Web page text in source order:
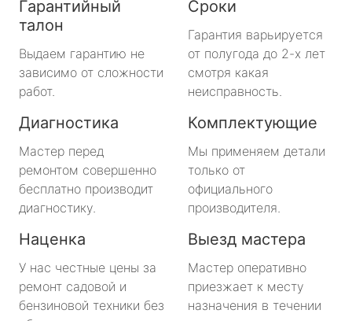
Гарантийный
талон
Выдаем гарантию не
зависимо от сложности
работ.
Сроки
Гарантия варьируется
от полугода до 2-х лет
смотря какая
неисправность.
Диагностика
Мастер перед
ремонтом совершенно
бесплатно производит
диагностику.
Комплектующие
Мы применяем детали
только от
официального
производителя.
Наценка
У нас честные цены за
ремонт садовой и
бензиновой техники без
Выезд мастера
Мастер оперативно
приезжает к месту
назначения в течении